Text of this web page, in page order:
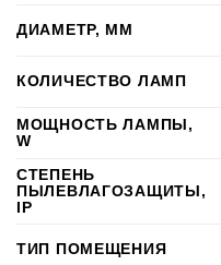
ДИАМЕТР, ММ
КОЛИЧЕСТВО ЛАМП
МОЩНОСТЬ ЛАМПЫ,
W
СТЕПЕНЬ
ПЫЛЕВЛАГОЗАЩИТЫ,
IP
ТИП ПОМЕЩЕНИЯ